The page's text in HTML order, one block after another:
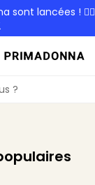
sont lancées ! 🏃‍♀️
?